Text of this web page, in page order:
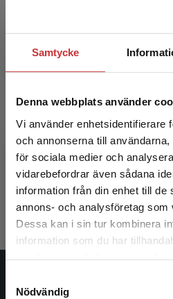
Samtycke
Denna webbplats använder
Vi använder enhetsidentifierare
och annonserna till
för sociala medier och
vidarebefordrar även sådana
information från din enhet till de
annons- och analysföretag som
Dessa kan i sin tur kombinera
information som du har
Nödvändig
Begränsad
Det verkar som att du
studentlitteratur.se via en
Vi erbjuder inte leveranser
Lyckas med
Textbok +
Digitalt 36
Vardeblom, K - Berglund, J
557 krinkl. moms
Exkl. moms: 525 kr
Studentlitteratur